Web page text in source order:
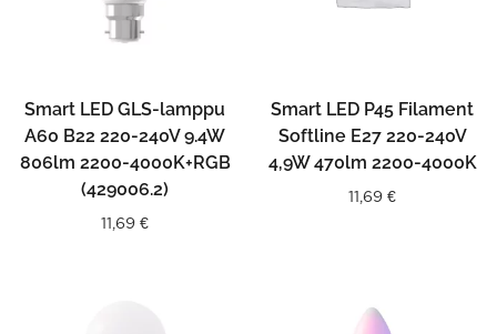
Smart LED GLS-lamppu
A60 B22 220-240V 9.4W
806lm 2200-4000K+RGB
(429006.2)
11,69 €
Smart LED P45 Filament
Softline E27 220-240V
4,9W 470lm 2200-4000K
11,69 €